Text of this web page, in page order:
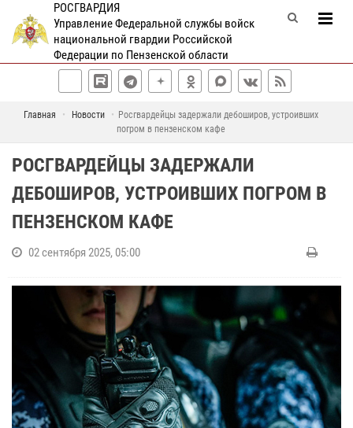
РОСГВАРДИЯ
Управление Федеральной службы войск
национальной гвардии Российской
Федерации по Пензенской области
Главная Новости
Росгвардейцы задержали дебоширов, устроивших
погром в пензенском кафе
РОСГВАРДЕЙЦЫ ЗАДЕРЖАЛИ
ДЕБОШИРОВ, УСТРОИВШИХ ПОГРОМ В
ПЕНЗЕНСКОМ КАФЕ
02 сентября 2025, 05:00